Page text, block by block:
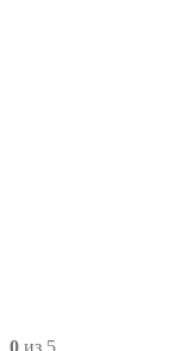
0 из 5